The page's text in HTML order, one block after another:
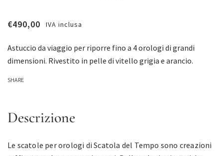
€490,00 IVA inclusa
Astuccio da viaggio per riporre fino a 4 orologi di grandi
dimensioni. Rivestito in pelle di vitello grigia e arancio.
SHARE
Descrizione
Le scatole per orologi di Scatola del Tempo sono creazioni